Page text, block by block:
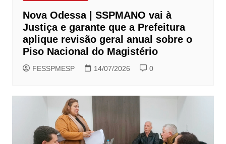
Nova Odessa | SSPMANO vai à
Justiça e garante que a Prefeitura
aplique revisão geral anual sobre o
Piso Nacional do Magistério
FESSPMESP 14/07/2026 0